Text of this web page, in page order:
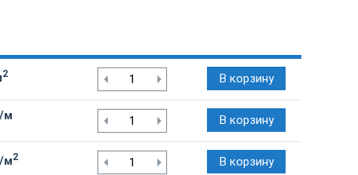
2 В корзину
м В корзину
м2 В корзину